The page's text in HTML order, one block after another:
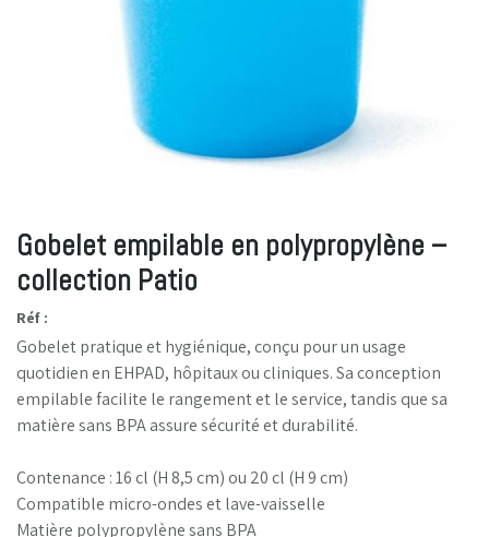
Gobelet empilable en polypropylène –
collection Patio
Réf :
Gobelet pratique et hygiénique, conçu pour un usage
quotidien en EHPAD, hôpitaux ou cliniques. Sa conception
empilable facilite le rangement et le service, tandis que sa
matière sans BPA assure sécurité et durabilité.
Contenance : 16 cl (H 8,5 cm) ou 20 cl (H 9 cm)
Compatible micro-ondes et lave-vaisselle
Matière polypropylène sans BPA